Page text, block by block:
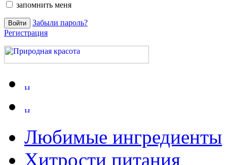
запомнить меня
Забыли пароль?
Регистрация
Любимые ингредиенты
Хитрости питания